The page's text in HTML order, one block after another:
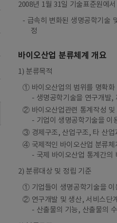
2008년 1월 31일 기술표준원에
- 급속히 변화된 생명공학기술
정
바이오산업 분류체계 개요
1) 분류목적
① 바이오산업의 범위를 명확화
생명공학기술을 연구개발,
② 바이오산업관련 통계작성 및
기업이 생명공학기술을 이
③ 경제구조, 산업구조, 타 산업
④ 국제적인 바이오산업 분류체
국제 바이오산업 통계간의
2) 분류대상 및 정립 기준
① 기업들이 생명공학기술을 이
② 연구개발 및 생산, 서비스단
산출물의 기능, 산출물의